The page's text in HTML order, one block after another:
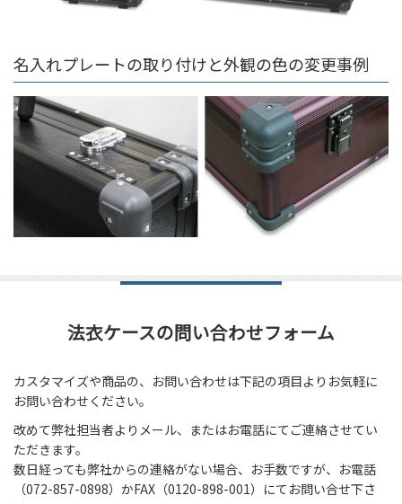
名入れプレートの取り付けと外観の色の変更事例
法衣ケースの問い合わせフォーム
カスタマイズや商品の、お問い合わせは下記の項目よりお気軽に
お問い合わせください。
改めて弊社担当者よりメール、またはお電話にてご連絡させてい
ただきます。
数日経っても弊社からの連絡がない場合、お手数ですが、お電話
（072-857-0898）かFAX（0120-898-001）にてお問い合せ下さ